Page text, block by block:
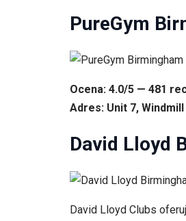
PureGym
Ocena: 4.0/5 — 481
Adres: Unit 7,
David Lloyd
David Lloyd Clubs